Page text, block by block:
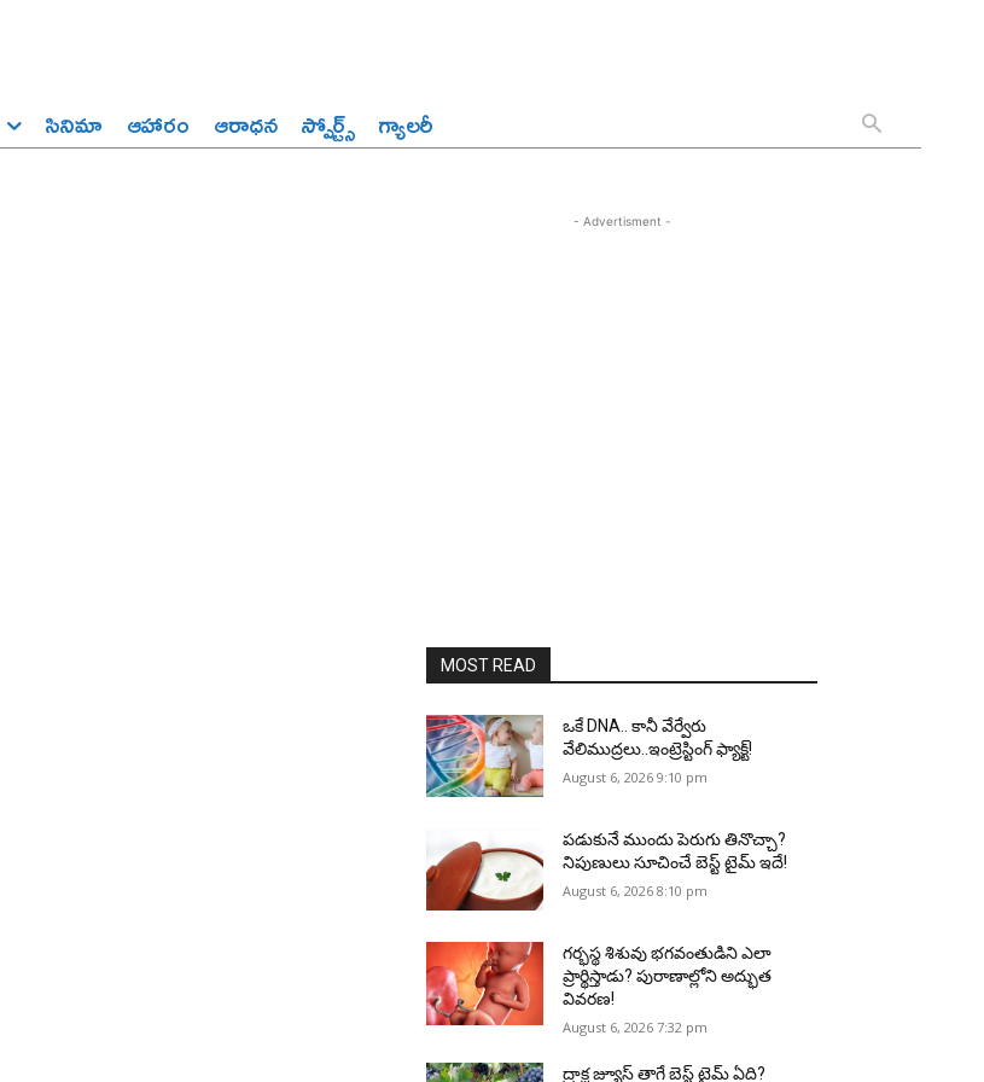
సినిమా ఆహారం ఆరాధన స్పోర్ట్స్‌ గ్యాలరీ
- Advertisment -
MOST READ
ఒకే DNA.. కానీ వేర్వేరు
వేలిముద్రలు..ఇంట్రెస్టింగ్ ఫ్యాక్ట్!
August 6, 2026 9:10 pm
పడుకునే ముందు పెరుగు తినొచ్చా?
నిపుణులు సూచించే బెస్ట్ టైమ్ ఇదే!
August 6, 2026 8:10 pm
గర్భస్థ శిశువు భగవంతుడిని ఎలా
ప్రార్థిస్తాడు? పురాణాల్లోని అద్భుత
వివరణ!
August 6, 2026 7:32 pm
ద్రాక్ష జ్యూస్ తాగే బెస్ట్ టైమ్ ఏది?